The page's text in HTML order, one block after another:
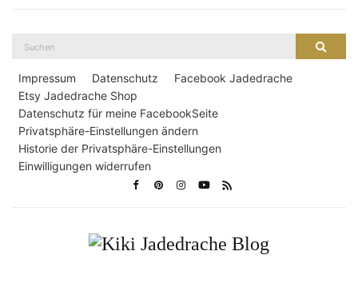
Suche
Impressum Datenschutz
Facebook Jadedrache
Etsy Jadedrache Shop
Datenschutz für meine FacebookSeite
Privatsphäre-Einstellungen ändern
Historie der Privatsphäre-Einstellungen
Einwilligungen widerrufen